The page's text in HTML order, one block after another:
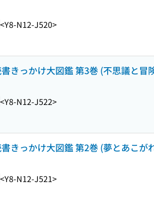
<Y8-N12-J520>
きっかけ大図鑑 第3巻 (不思議と冒
<Y8-N12-J522>
きっかけ大図鑑 第2巻 (夢とあこが
<Y8-N12-J521>